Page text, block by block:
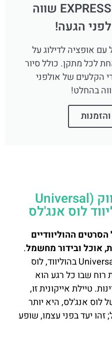
כרטיס יוניברסל EXPRESS שווה
הגעה!
עם אופציה לדילוג על
לכל מתקן. כולל סיור
הקלעים של אולפני
בהחלט!
יוניברסל סיטיווק (Universal
ההוליוודיים
אוכל ובידור מחשמל.
ברוכים הבאים ל-Universal CityWalk בהוליווד, לוס
שבו כל רגע הוא
טיילת אייקונית זו,
לוס אנג'לס, היא יותר
זהו יעד בפני עצמו, שופע